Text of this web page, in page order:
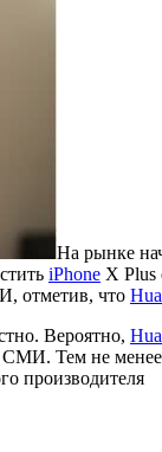
На рынке
iPhone X Plus
отметив, что
Вероятно,
СМИ. Тем не менее
производителя